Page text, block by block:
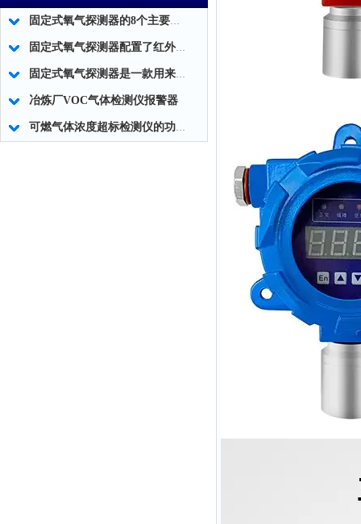
固定式氧气探测器的8个主要安装注意事项
固定式氧气探测器配置了红外遥控器之后操作无需开盖，非常方便
固定式氧气探测器是一款用来检测氧气气体浓度的安全仪器
冶炼厂VOC气体检测仪报警器
可燃气体浓度超标检测仪的功能特点及应用领域